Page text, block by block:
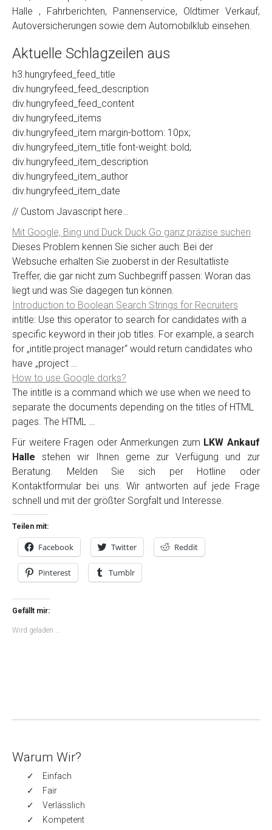
Halle , Fahrberichten, Pannenservice, Oldtimer Verkauf,
Autoversicherungen sowie dem Automobilklub einsehen.
Aktuelle Schlagzeilen aus
h3.hungryfeed_feed_title
div.hungryfeed_feed_description
div.hungryfeed_feed_content
div.hungryfeed_items
div.hungryfeed_item margin-bottom: 10px;
div.hungryfeed_item_title font-weight: bold;
div.hungryfeed_item_description
div.hungryfeed_item_author
div.hungryfeed_item_date
// Custom Javascript here…
Mit Google, Bing und Duck Duck Go ganz präzise suchen
Dieses Problem kennen Sie sicher auch: Bei der
Websuche erhalten Sie zuoberst in der Resultatliste
Treffer, die gar nicht zum Suchbegriff passen: Woran das
liegt und was Sie dagegen tun können.
Introduction to Boolean Search Strings for Recruiters
intitle: Use this operator to search for candidates with a
specific keyword in their job titles. For example, a search
for „intitle:project manager“ would return candidates who
have „project …
How to use Google dorks?
The intitle is a command which we use when we need to
separate the documents depending on the titles of HTML
pages. The HTML …
Für weitere Fragen oder Anmerkungen zum LKW Ankauf
Halle stehen wir Ihnen gerne zur Verfügung und zur
Beratung. Melden Sie sich per Hotline oder
Kontaktformular bei uns. Wir antworten auf jede Frage
schnell und mit der größter Sorgfalt und Interesse.
Teilen mit:
Facebook Twitter Reddit
Pinterest Tumblr
Gefällt mir:
Wird geladen …
Warum Wir?
Einfach
Fair
Verlässlich
Kompetent